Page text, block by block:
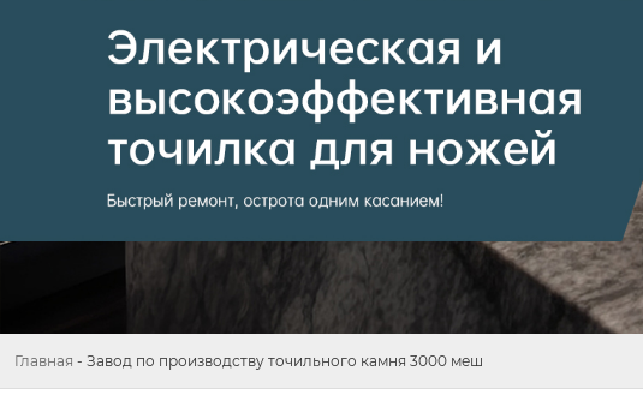
Главная - Завод по производству точильного камня 3000 меш